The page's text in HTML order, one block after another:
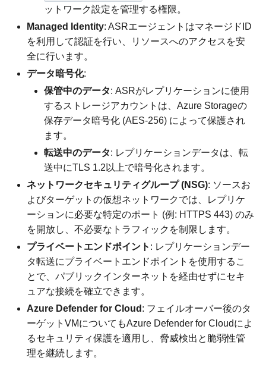
ットワーク設定を管理する権限。
Managed Identity: ASRエージェントはマネージドID
を利用して認証を行い、リソースへのアクセスを安
全に行います。
データ暗号化:
保管中のデータ: ASRがレプリケーションに使用
するストレージアカウントは、Azure Storageの
保存データ暗号化 (AES-256) によって保護され
ます。
転送中のデータ: レプリケーションデータは、転
送中にTLS 1.2以上で暗号化されます。
ネットワークセキュリティグループ (NSG): ソースお
よびターゲットの仮想ネットワークでは、レプリケ
ーションに必要な特定のポート (例: HTTPS 443) のみ
を開放し、不必要なトラフィックを制限します。
プライベートエンドポイント : レプリケーションデー
タ転送にプライベートエンドポイントを使用するこ
とで、パブリックインターネットを経由せずにセキ
ュアな接続を確立できます。
Azure Defender for Cloud : フェイルオーバー後のタ
ーゲットVMについてもAzure Defender for Cloudによ
るセキュリティ保護を適用し、脅威検出と脆弱性管
理を継続します。